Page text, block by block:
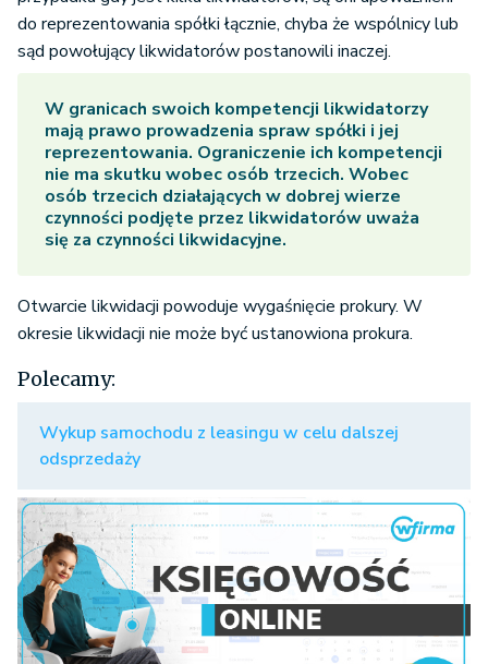
do reprezentowania spółki łącznie, chyba że wspólnicy lub
sąd powołujący likwidatorów postanowili inaczej.
W granicach swoich kompetencji likwidatorzy
mają prawo prowadzenia spraw spółki i jej
reprezentowania. Ograniczenie ich kompetencji
nie ma skutku wobec osób trzecich. Wobec
osób trzecich działających w dobrej wierze
czynności podjęte przez likwidatorów uważa
się za czynności likwidacyjne.
Otwarcie likwidacji powoduje wygaśnięcie prokury. W
okresie likwidacji nie może być ustanowiona prokura.
Polecamy:
Wykup samochodu z leasingu w celu dalszej
odsprzedaży